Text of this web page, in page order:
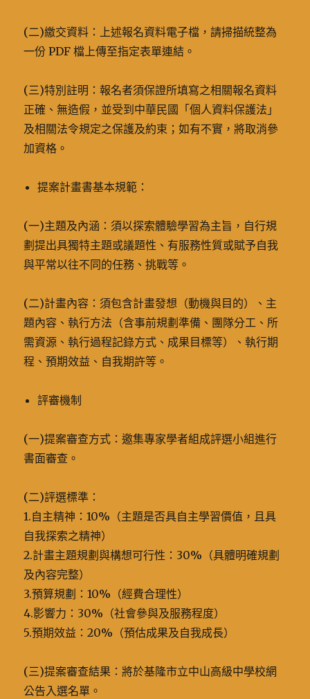
(二)繳交資料：上述報名資料電子檔，請掃描統整為
一份 PDF 檔上傳至指定表單連結。
(三)特別註明：報名者須保證所填寫之相關報名資料
正確、無造假，並受到中華民國「個人資料保護法」
及相關法令規定之保護及約束；如有不實，將取消參
加資格。
提案計畫書基本規範：
(一)主題及內涵：須以探索體驗學習為主旨，自行規
劃提出具獨特主題或議題性、有服務性質或賦予自我
與平常以往不同的任務、挑戰等。
(二)計畫內容：須包含計畫發想（動機與目的）、主
題內容、執行方法（含事前規劃準備、團隊分工、所
需資源、執行過程記錄方式、成果目標等）、執行期
程、預期效益、自我期許等。
評審機制
(一)提案審查方式：邀集專家學者組成評選小組進行
書面審查。
(二)評選標準：
1.自主精神：10%（主題是否具自主學習價值，且具
自我探索之精神）
2.計畫主題規劃與構想可行性：30%（具體明確規劃
及內容完整）
3.預算規劃：10%（經費合理性）
4.影響力：30%（社會參與及服務程度）
5.預期效益：20%（預估成果及自我成長）
(三)提案審查結果：將於基隆市立中山高級中學校網
公告入選名單。